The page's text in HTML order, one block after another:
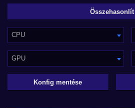
CPU
GPU
Konfig mentése